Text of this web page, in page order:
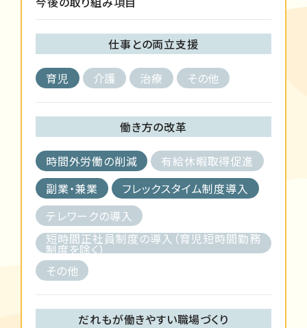
仕事との両立支援
育児 介護 治療 その他
働き方の改革
時間外労働の削減
有給休暇取得促進
副業・兼業
フレックスタイム制度導入
テレワークの導入
短時間正社員制度の導入（育児短時間勤務
制度を除く）
その他
だれもが働きやすい職場づくり